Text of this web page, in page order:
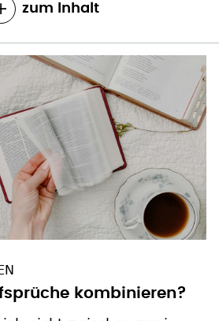
zum Inhalt
kombinieren?